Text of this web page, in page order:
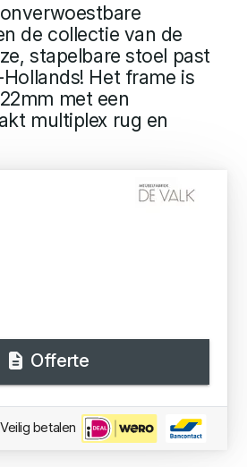
de collectie van de
stapelbare stoel past
Het frame is
met een
multiplex rug en
Offerte
Veilig betalen